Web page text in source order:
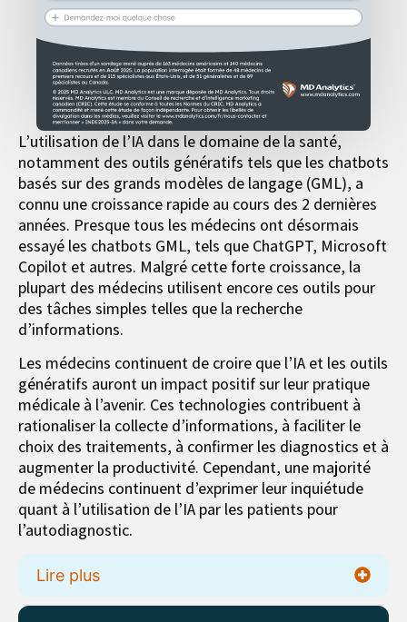
L’utilisation de l’IA dans le domaine de la santé,
notamment des outils génératifs tels que les chatbots
basés sur des grands modèles de langage (GML), a
connu une croissance rapide au cours des 2 dernières
années. Presque tous les médecins ont désormais
essayé les chatbots GML, tels que ChatGPT, Microsoft
Copilot et autres. Malgré cette forte croissance, la
plupart des médecins utilisent encore ces outils pour
des tâches simples telles que la recherche
d’informations.
Les médecins continuent de croire que l’IA et les outils
génératifs auront un impact positif sur leur pratique
médicale à l’avenir. Ces technologies contribuent à
rationaliser la collecte d’informations, à faciliter le
choix des traitements, à confirmer les diagnostics et à
augmenter la productivité. Cependant, une majorité
de médecins continuent d’exprimer leur inquiétude
quant à l’utilisation de l’IA par les patients pour
l’autodiagnostic.
Lire plus